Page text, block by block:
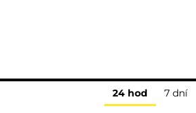
24 hod 7 dní